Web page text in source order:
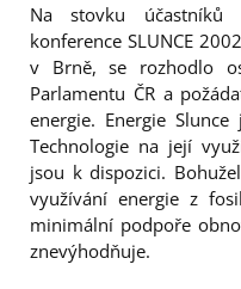
Na stovku účastníků
konference SLUNCE
v Brně, se rozhodlo
Parlamentu ČR a
energie. Energie
Technologie na její
jsou k dispozici.
využívání energie z
minimální podpoře
znevýhodňuje.